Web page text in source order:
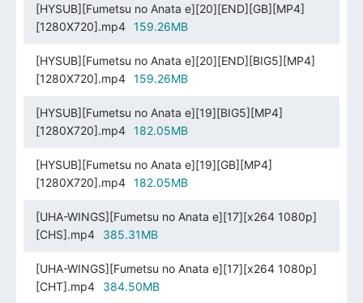
[HYSUB][Fumetsu no Anata e][20][END][GB][MP4]
[1280X720].mp4
159.26MB
[HYSUB][Fumetsu no Anata e][20][END][BIG5][MP4]
[1280X720].mp4
159.26MB
[HYSUB][Fumetsu no Anata e][19][BIG5][MP4]
[1280X720].mp4
182.05MB
[HYSUB][Fumetsu no Anata e][19][GB][MP4]
[1280X720].mp4
182.05MB
[UHA-WINGS][Fumetsu no Anata e][17][x264 1080p]
[CHS].mp4
385.31MB
[UHA-WINGS][Fumetsu no Anata e][17][x264 1080p]
[CHT].mp4
384.50MB